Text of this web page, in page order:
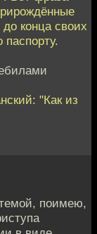
конца своих
"Как из
поимею,